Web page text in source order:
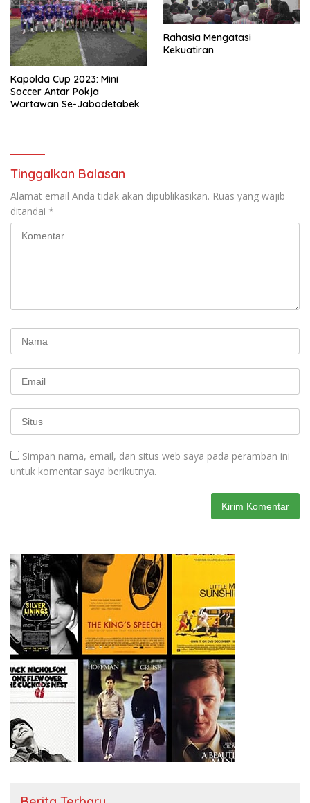
Kapolda Cup 2023: Mini
Soccer Antar Pokja
Wartawan Se-Jabodetabek
Rahasia Mengatasi
Kekuatiran
Tinggalkan Balasan
Alamat email Anda tidak akan dipublikasikan. Ruas yang wajib
ditandai *
Simpan nama, email, dan situs web saya pada peramban ini
untuk komentar saya berikutnya.